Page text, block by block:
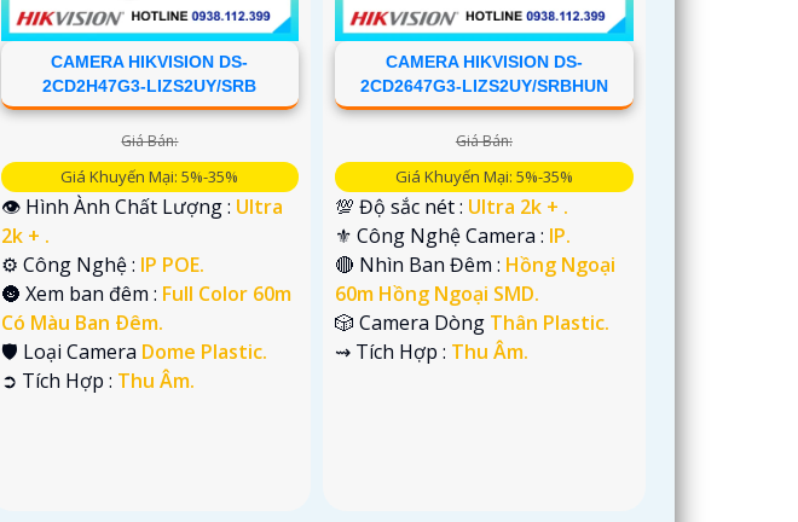
CAMERA HIKVISION DS-
2CD2H47G3-LIZS2UY/SRB
Giá Bán:
Giá Khuyến Mại: 5%-35%
👁 Hình Ành Chất Lượng : Ultra
2k + .
⚙ Công Nghệ : IP POE.
🌚 Xem ban đêm : Full Color 60m
Có Màu Ban Ðêm.
🛡 Loại Camera Dome Plastic.
️➲ Tích Hợp : Thu Âm.
CAMERA HIKVISION DS-
2CD2647G3-LIZS2UY/SRBHUN
Giá Bán:
Giá Khuyến Mại: 5%-35%
💯 Độ sắc nét : Ultra 2k + .
⚜️ Công Nghệ Camera : IP.
🔴 Nhìn Ban Đêm : Hồng Ngoại
60m Hồng Ngoại SMD.
🎲 Camera Dòng Thân Plastic.
️⇝ Tích Hợp : Thu Âm.